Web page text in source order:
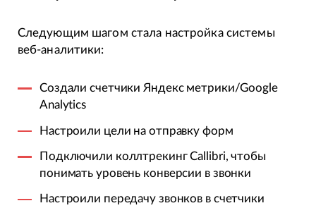
Следующим шагом стала настройка системы
веб-аналитики:
Создали счетчики Яндекс метрики/Google
Analytics
Настроили цели на отправку форм
Подключили коллтрекинг Callibri, чтобы
понимать уровень конверсии в звонки
Настроили передачу звонков в счетчики